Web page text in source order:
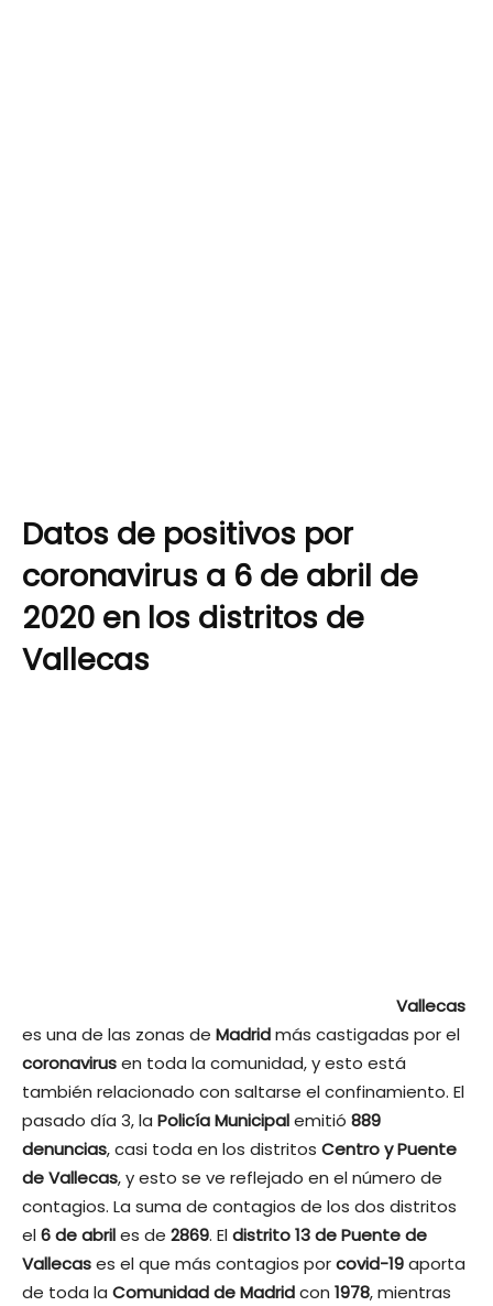
Datos de positivos por
coronavirus a 6 de abril de
2020 en los distritos de
Vallecas
Vallecas
es una de las zonas de Madridmás castigadas por el
coronavirusen toda la comunidad, y esto está
también relacionado con saltarse el confinamiento. El
pasado día 3, la Policía Municipalemitió 889
denuncias, casi toda en los distritos Centro y Puente
de Vallecas, y esto se ve reflejado en el número de
contagios. La suma de contagios de los dos distritos
el6 de abriles de 2869. Eldistrito 13 de Puente de
Vallecases el que más contagios porcovid-19aporta
de toda la Comunidad de Madridcon 1978, mientras